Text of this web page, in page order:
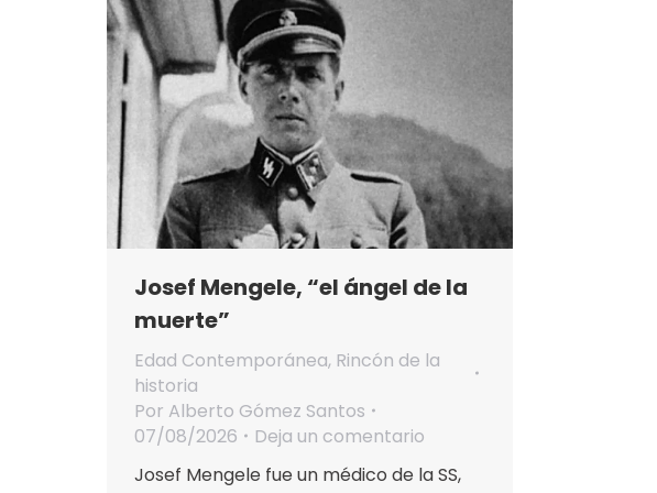
Josef Mengele, “el ángel de la
muerte”
Edad Contemporánea, Rincón de la
historia
Por Alberto Gómez Santos
07/08/2026
Deja un comentario
Josef Mengele fue un médico de la SS,